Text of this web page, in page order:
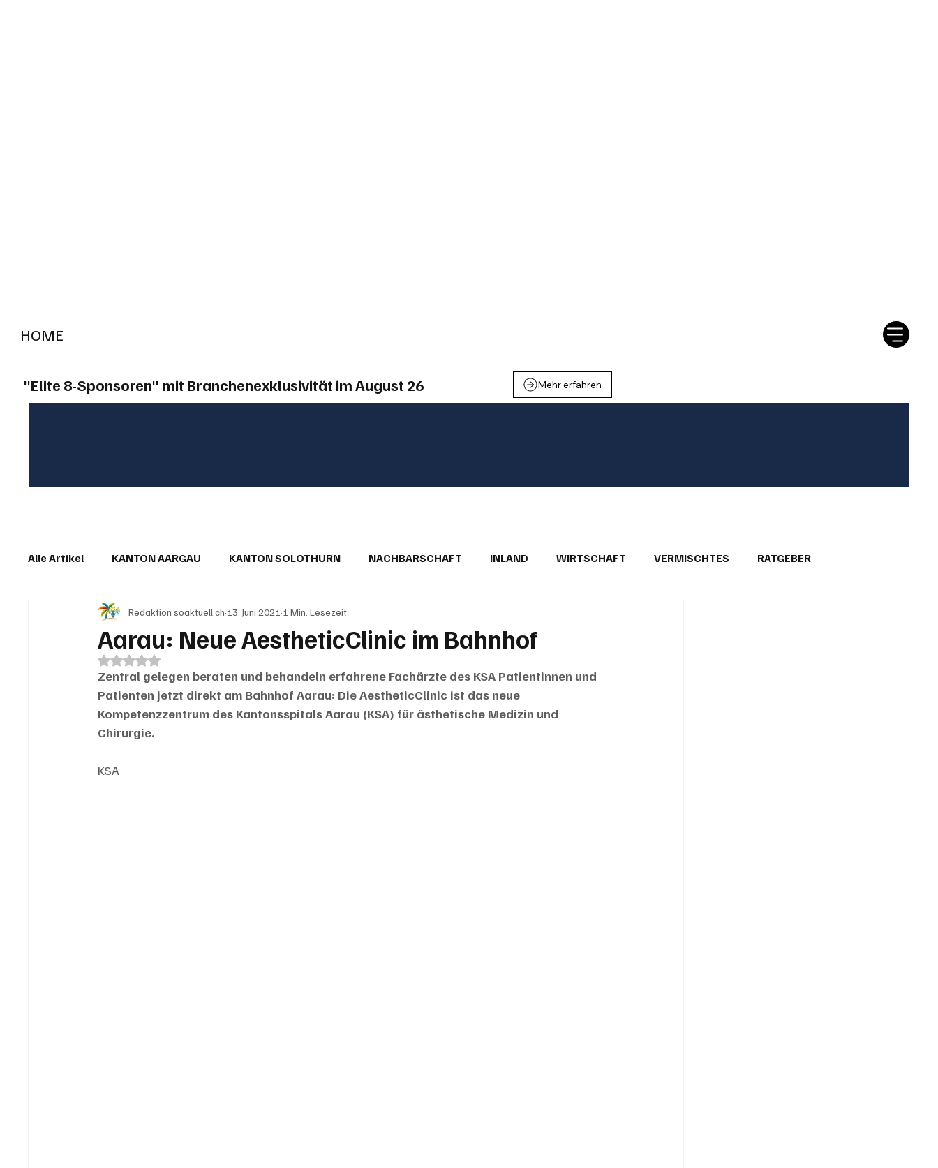
HOME
"Elite 8-Sponsoren" mit Branchenexklusivität im August 26 Mehr erfahren
Alle Artikel KANTON AARGAU KANTON SOLOTHURN NACHBARSCHAFT INLAND WIRTSCHAFT VERMISCHTES RATGEBER
IN EIGENER SACHE KOMMENTARE LESERBRIEFE
Aarau: Neue AestheticClinic im Bahnhof
Redaktion soaktuell.ch 13. Juni 2021 1 Min. Lesezeit
Mit NaN von 5 Sternen bewertet.
Zentral gelegen beraten und behandeln erfahrene Fachärzte des KSA Patientinnen und
Patienten jetzt direkt am Bahnhof Aarau: Die AestheticClinic ist das neue
Kompetenzzentrum des Kantonsspitals Aarau (KSA) für ästhetische Medizin und
Chirurgie.
KSA